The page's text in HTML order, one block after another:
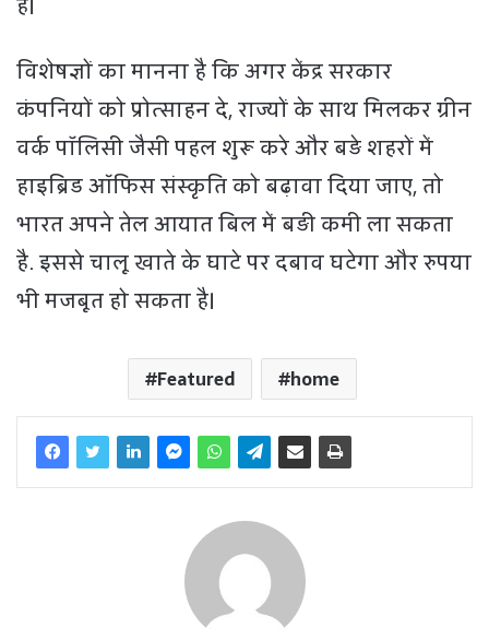
विशेषज्ञों का मानना है कि अगर केंद्र सरकार
कंपनियों को प्रोत्साहन दे, राज्यों के साथ मिलकर ग्रीन
वर्क पॉलिसी जैसी पहल शुरू करे और बड़े शहरों में
हाइब्रिड ऑफिस संस्कृति को बढ़ावा दिया जाए, तो
भारत अपने तेल आयात बिल में बड़ी कमी ला सकता
है. इससे चालू खाते के घाटे पर दबाव घटेगा और रुपया
भी मजबूत हो सकता है।
Featured home